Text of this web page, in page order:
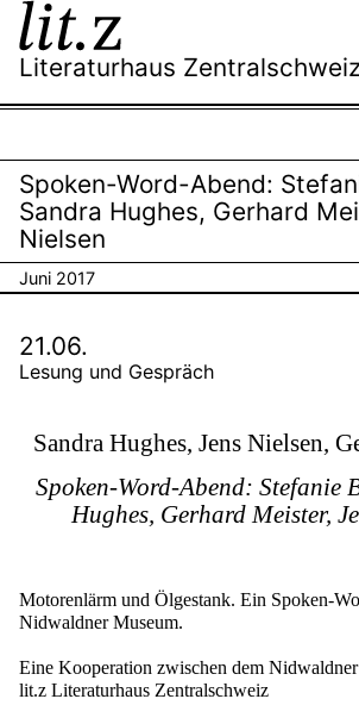
Literaturhaus
Spoken-Word-Abend:
Sandra Hughes, Gerhard
Nielsen
Juni 2017
21.06.
Lesung und Gespräch
Sandra Hughes, Jens Nielsen,
Spoken-Word-Abend: Stefanie
Hughes, Gerhard Meister,
Motorenlärm und Ölgestank. Ein Spoken-
Nidwaldner Museum.
Eine Kooperation zwischen dem
lit.z Literaturhaus Zentralschweiz